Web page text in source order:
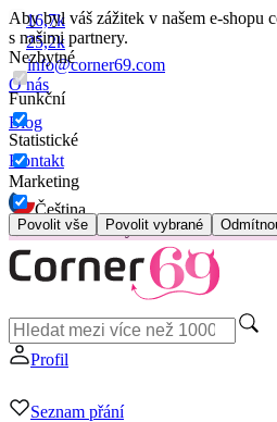
Aby byl váš zážitek v našem e-shopu
s našimi partnery.
Nezbytné
Funkční
Statistické
Marketing
Povolit vše Povolit vybrané
16,7k
25,2k
info@corner69.com
O nás
Blog
Kontakt
Čeština
😽Svakom Klitty: O 380 Kč
Profil
Seznam přání